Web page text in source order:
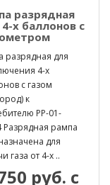
разрядная
х баллонов с
разрядная для
4-х
с газом
к
РР-01-
Разрядная рампа
для
газа от 4-х ..
руб. с